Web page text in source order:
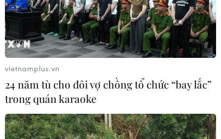
vietnamplus.vn
24 năm tù cho đôi vợ chồng tổ chức “bay lắc”
trong quán karaoke